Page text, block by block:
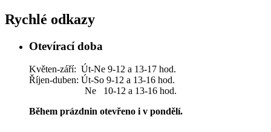
Rychlé odkazy
Otevírací doba
Květen-září: Út-Ne 9-12 a 13-17 hod.
Říjen-duben: Út-So 9-12 a 13-16 hod.
Ne 10-12 a 13-16 hod.
Během prázdnin otevřeno i v pondělí.